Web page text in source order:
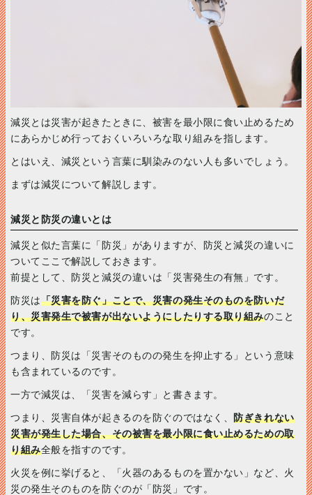
減災とは災害が起きたときに、被害を最小限に食い止めるため
にあらかじめ行っておくいろいろな取り組みを指します。
とはいえ、減災という言葉に馴染みのない人も多いでしょう。
まずは減災について解説します。
減災と防災の違いとは
減災と似た言葉に「防災」がありますが、防災と減災の違いに
ついてここで解説しておきます。
前提として、防災と減災の違いは「災害発生の有無」です。
防災は「災害を防ぐ」ことで、災害の発生そのものを防いだ
り、災害発生で被害が出ないようにしたりする取り組みのこと
です。
つまり、防災は「災害そのものの発生を抑止する」という意味
も含まれているのです。
一方で減災は、「災害を減らす」と書きます。
つまり、災害自体が起きるのを防ぐのではなく、防ぎきれない
災害が発生した場合、その被害を最小限に食い止めるための取
り組み全般を指すのです。
火災を例に挙げると、「火器のあるものを置かない」など、火
災の発生そのものを防ぐのが「防災」です。